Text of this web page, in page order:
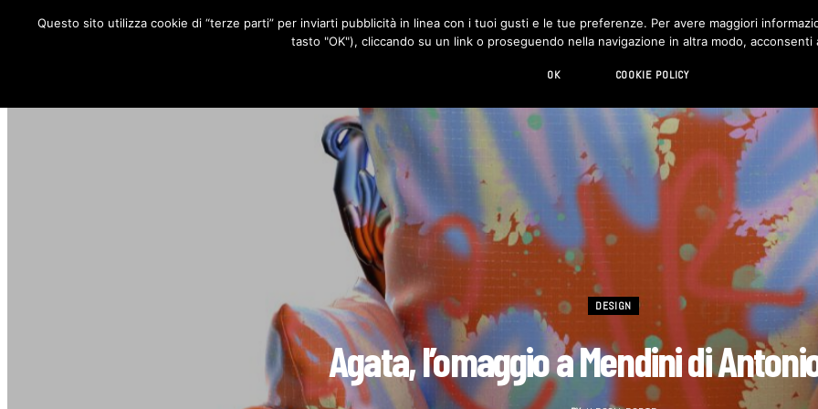
RUBRICHE DESIGN LIVING HI-TECH CHI SIAMO
DESIGN
Agata, l’omaggio a Mendini di
Questo sito utilizza cookie di “terze parti” per inviarti pubblicità in linea con i tuoi gusti e le tue preferenze. Per avere maggiori
tasto "OK"), cliccando su un link o proseguendo nella navigazione in altra modo, acconsenti
OK COOKIE POLICY